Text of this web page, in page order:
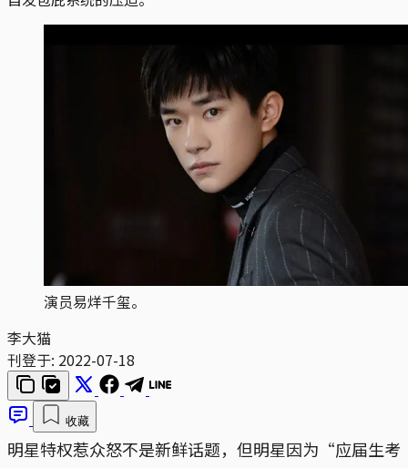
演员易烊千玺。
李大猫
刊登于: 2022-07-18
收藏
明星特权惹众怒不是新鲜话题，但明星因为“应届生考